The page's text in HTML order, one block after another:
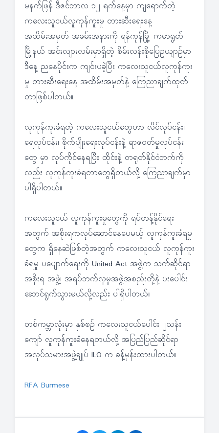
မနက်ဖြန် ဒီဇင်ဘာလ ၁၂ ရက်နေ့မှာ ကျရောက်တဲ့
ကလေးသူငယ်လူကုန်ကူးမှု တားဆီးရေးနေ့
အထိမ်းအမှတ် အခမ်းအနားကို ရန်ကုန်မြို့ ကမာရွတ်
မြို့နယ် အင်းလျားလမ်းမှာရှိတဲ့ စိမ်းလန်းစိုပြေဥယျာဉ်မှာ
ဒီနေ့ ညနေပိုင်းက ကျင်းပခဲ့ပြီး ကလေးသူငယ်လူကုန်ကူး
မှု တားဆီးရေးနေ့ အထိမ်းအမှတ်နဲ့ ကြေညာချက်ထုတ်
တာဖြစ်ပါတယ်။
လူကုန်ကူးခံရတဲ့ ကလေးသူငယ်တွေဟာ လိင်လုပ်ငန်း၊
ရေလုပ်ငန်း၊ စိုက်ပျိုးရေးလုပ်ငန်းနဲ့ ရာဇဝတ်မှုလုပ်ငန်း
တွေ မှာ လုပ်ကိုင်နေရပြီး ထိုင်းနဲ့ တရုတ်နိုင်ငံဘက်ကို
လည်း လူကုန်ကူးခံရတာတွေရှိတယ်လို့ ကြေညာချက်မှာ
ပါရှိပါတယ်။
ကလေးသူငယ် လူကုန်ကူးမှုတွေကို ရပ်တန့်နိုင်ရေး
အတွက် အစိုးရကလုပ်ဆောင်နေပေမယ့် လူကုန်ကူးခံရမှု
တွေက ရှိနေဆဲဖြစ်တဲ့အတွက် ကလေးသူငယ် လူကုန်ကူး
ခံရမှု ပပျောက်ရေးကို United Act အဖွဲ့က သက်ဆိုင်ရာ
အစိုးရ အဖွဲ့၊ အရပ်ဘက်လူမှုအဖွဲ့အစည်းတို့နဲ့ ပူးပေါင်း
ဆောင်ရွက်သွားမယ်လို့လည်း ပါရှိပါတယ်။
တစ်ကမ္ဘာလုံးမှာ နှစ်စဉ် ကလေးသူငယ်ပေါင်း ၂သန်း
ကျော် လူကုန်ကူးခံနေရတယ်လို့ အပြည်ပြည်ဆိုင်ရာ
အလုပ်သမားအဖွဲ့ချုပ် ILO က ခန့်မှန်းထားပါတယ်။
RFA Burmese